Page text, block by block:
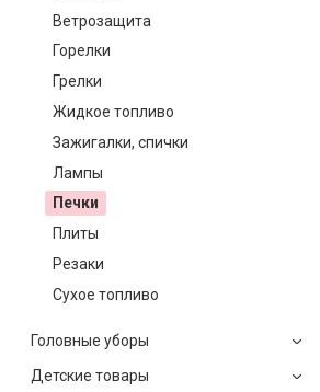
Ветрозащита
Горелки
Грелки
Жидкое топливо
Зажигалки, спички
Лампы
Печки
Плиты
Резаки
Сухое топливо
Головные уборы
Детские товары